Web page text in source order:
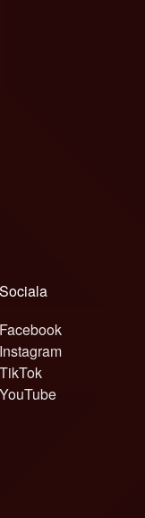
Sociala
Facebook
Instagram
TikTok
YouTube